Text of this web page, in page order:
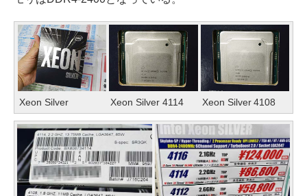
Xeon Silver Xeon Silver 4114 Xeon Silver 4108